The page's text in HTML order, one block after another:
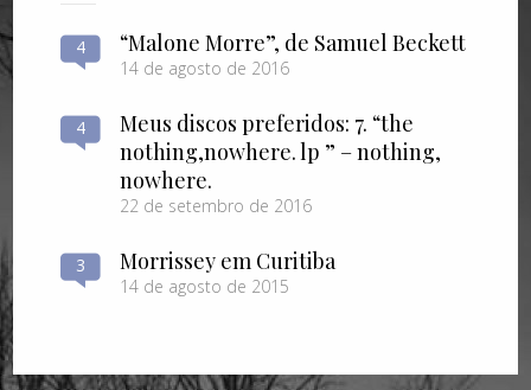
4 “Malone Morre”, de Samuel Beckett
14 de agosto de 2016
4
Meus discos preferidos: 7. “the
nothing​,​nowhere. lp ” – nothing​,​
nowhere.
22 de setembro de 2016
3 Morrissey em Curitiba
14 de agosto de 2015